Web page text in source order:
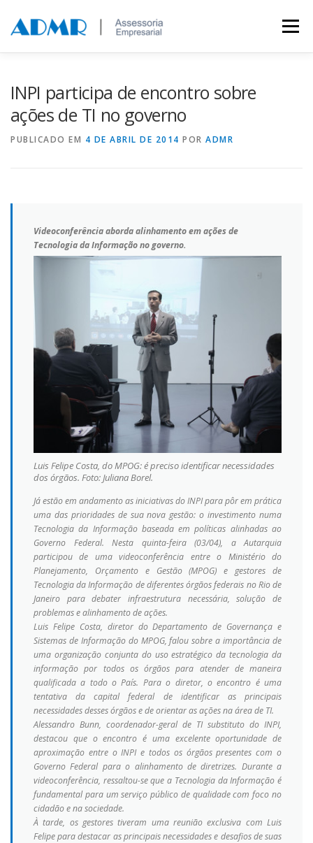
Menu
INPI participa de encontro sobre
ações de TI no governo
PUBLICADO EM 4 DE ABRIL DE 2014 POR ADMR
Videoconferência aborda alinhamento em ações de
Tecnologia da Informação no governo.
Luis Felipe Costa, do MPOG: é preciso identificar necessidades
dos órgãos. Foto: Juliana Borel.
Já estão em andamento as iniciativas do INPI para pôr em prática
uma das prioridades de sua nova gestão: o investimento numa
Tecnologia da Informação baseada em políticas alinhadas ao
Governo Federal. Nesta quinta-feira (03/04), a Autarquia
participou de uma videoconferência entre o Ministério do
Planejamento, Orçamento e Gestão (MPOG) e gestores de
Tecnologia da Informação de diferentes órgãos federais no Rio de
Janeiro para debater infraestrutura necessária, solução de
problemas e alinhamento de ações.
Luis Felipe Costa, diretor do Departamento de Governança e
Sistemas de Informação do MPOG, falou sobre a importância de
uma organização conjunta do uso estratégico da tecnologia da
informação por todos os órgãos para atender de maneira
qualificada a todo o País. Para o diretor, o encontro é uma
tentativa da capital federal de identificar as principais
necessidades desses órgãos e de orientar as ações na área de TI.
Alessandro Bunn, coordenador-geral de TI substituto do INPI,
destacou que o encontro é uma excelente oportunidade de
aproximação entre o INPI e todos os órgãos presentes com o
Governo Federal para o alinhamento de diretrizes. Durante a
videoconferência, ressaltou-se que a Tecnologia da Informação é
fundamental para um serviço público de qualidade com foco no
cidadão e na sociedade.
À tarde, os gestores tiveram uma reunião exclusiva com Luis
Felipe para destacar as principais necessidades e desafios de suas